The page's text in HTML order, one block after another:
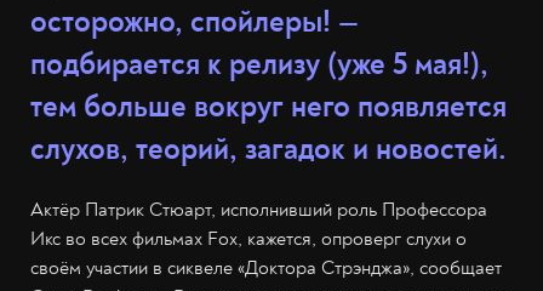
осторожно, спойлеры! —
подбирается к релизу (уже 5 мая!),
тем больше вокруг него появляется
слухов, теорий, загадок и новостей.
Актёр Патрик Стюарт, исполнивший роль Профессора
Икс во всех фильмах Fox, кажется, опроверг слухи о
своём участии в сиквеле «Доктора Стрэнджа», сообщает